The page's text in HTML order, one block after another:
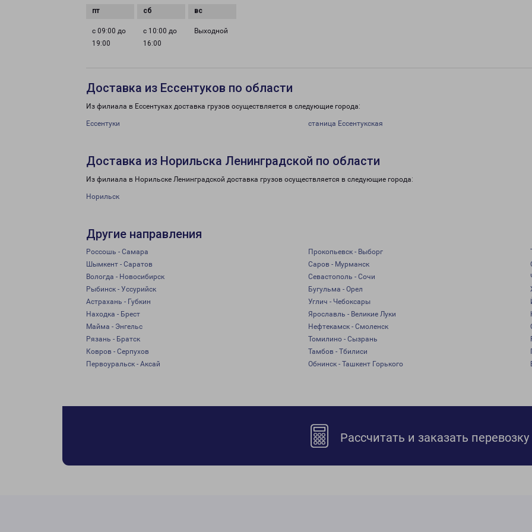
с 09:00 до
19:00
с 10:00 до
16:00
Выходной
Доставка из Ессентуков по области
Из филиала в Ессентуках доставка грузов осуществляется в следующие города:
Ессентуки станица Ессентукская
Доставка из Норильска Ленинградской по области
Из филиала в Норильске Ленинградской доставка грузов осуществляется в следующие города:
Норильск
Другие направления
Россошь - Самара Прокопьевск - Выборг
Шымкент - Саратов
Саров - Мурманск
Вологда - Новосибирск
Севастополь - Сочи
Рыбинск - Уссурийск
Бугульма - Орел
Астрахань - Губкин
Углич - Чебоксары
Находка - Брест
Ярославль - Великие Луки
Майма - Энгельс
Нефтекамск - Смоленск
Рязань - Братск
Томилино - Сызрань
Ковров - Серпухов
Тамбов - Тбилиси
Первоуральск - Аксай
Обнинск - Ташкент Горького
Рассчитать и заказать перевозку